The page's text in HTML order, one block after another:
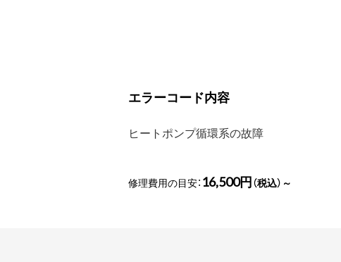
エラーコード内容
ヒートポンプ循環系の故障
修理費用の目安： 16,500円（税込）～